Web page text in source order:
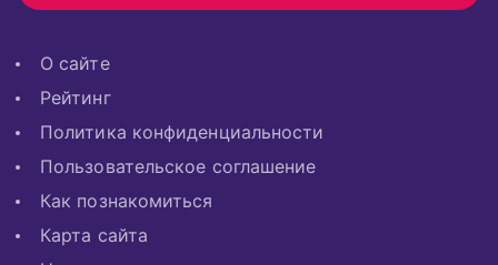
О сайте
Рейтинг
Политика конфиденциальности
Пользовательское соглашение
Как познакомиться
Карта сайта